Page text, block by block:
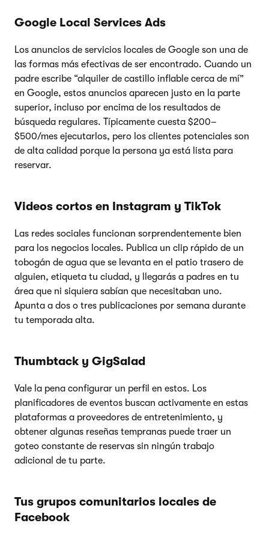
Google Local Services Ads
Los anuncios de servicios locales de Google son una de
las formas más efectivas de ser encontrado. Cuando un
padre escribe “alquiler de castillo inflable cerca de mí”
en Google, estos anuncios aparecen justo en la parte
superior, incluso por encima de los resultados de
búsqueda regulares. Típicamente cuesta $200–
$500/mes ejecutarlos, pero los clientes potenciales son
de alta calidad porque la persona ya está lista para
reservar.
Videos cortos en Instagram y TikTok
Las redes sociales funcionan sorprendentemente bien
para los negocios locales. Publica un clip rápido de un
tobogán de agua que se levanta en el patio trasero de
alguien, etiqueta tu ciudad, y llegarás a padres en tu
área que ni siquiera sabían que necesitaban uno.
Apunta a dos o tres publicaciones por semana durante
tu temporada alta.
Thumbtack y GigSalad
Vale la pena configurar un perfil en estos. Los
planificadores de eventos buscan activamente en estas
plataformas a proveedores de entretenimiento, y
obtener algunas reseñas tempranas puede traer un
goteo constante de reservas sin ningún trabajo
adicional de tu parte.
Tus grupos comunitarios locales de
Facebook